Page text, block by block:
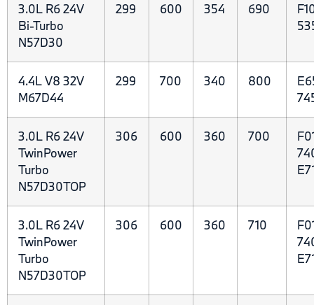
3.0L R6 24V
Bi-Turbo
N57D30
299 600 354 690
4.4L V8 32V
M67D44
299 700 340 800
3.0L R6 24V
TwinPower
Turbo
N57D30TOP
306 600 360 700
3.0L R6 24V
TwinPower
Turbo
N57D30TOP
306 600 360 710